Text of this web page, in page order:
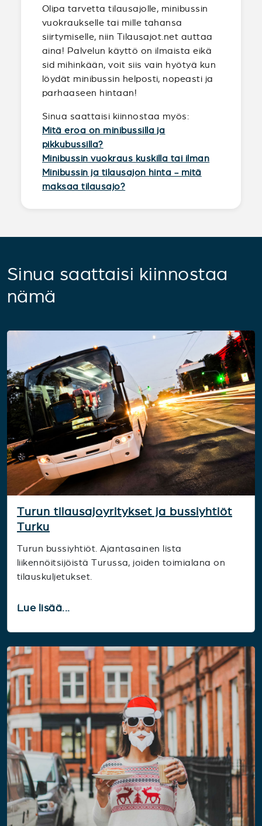
Olipa tarvetta tilausajolle, minibussin
vuokraukselle tai mille tahansa
siirtymiselle, niin Tilausajot.net auttaa
aina! Palvelun käyttö on ilmaista eikä
sid mihinkään, voit siis vain hyötyä kun
löydät minibussin helposti, nopeasti ja
parhaaseen hintaan!
Sinua saattaisi kiinnostaa myös:
Mitä eroa on minibussilla ja
pikkubussilla?
Minibussin vuokraus kuskilla tai ilman
Minibussin ja tilausajon hinta - mitä
maksaa tilausajo?
Sinua saattaisi kiinnostaa
nämä
Turun tilausajoyritykset ja bussiyhtiöt
Turku
Turun bussiyhtiöt. Ajantasainen lista
liikennöitsijöistä Turussa, joiden toimialana on
tilauskuljetukset.
Lue lisää...